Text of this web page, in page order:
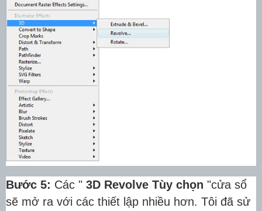
Bước 5: Các " 3D Revolve Tùy chọn "cửa sổ
sẽ mở ra với các thiết lập nhiều hơn. Tôi đã sử